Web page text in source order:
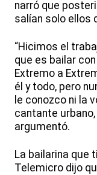
narró que
salían solo ellos
“Hicimos el
que es bailar
Extremo a
él y todo, pero
le conozco ni la
cantante urbano,
argumentó.
La bailarina que
Telemicro dijo